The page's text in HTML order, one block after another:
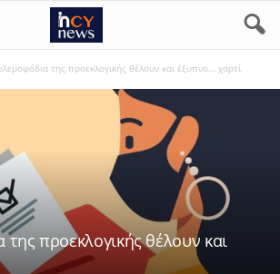
της προεκλογικής θέλουν και έξυπνο… χαρτί
προεκλογικής θέλουν και